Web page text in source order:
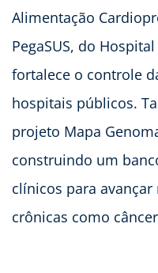
Alimentação
PegaSUS, do
fortalece o controle
hospitais públicos.
projeto Mapa
construindo um
clínicos para avançar
crônicas como